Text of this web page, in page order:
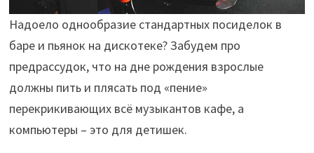
Надоело однообразие стандартных посиделок в
баре и пьянок на дискотеке? Забудем про
предрассудок, что на дне рождения взрослые
должны пить и плясать под «пение»
перекрикивающих всё музыкантов кафе, а
компьютеры – это для детишек.